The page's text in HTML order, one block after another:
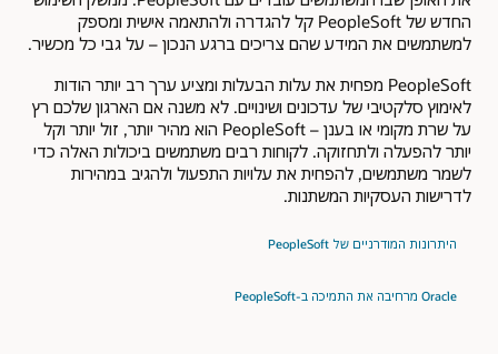
החדש של PeopleSoft קל להגדרה ולהתאמה אישית ומספק
למשתמשים את המידע שהם צריכים ברגע הנכון – על גבי כל מכשיר.
PeopleSoft מפחית את עלות הבעלות ומציע ערך רב יותר הודות
לאימוץ סלקטיבי של עדכונים ושינויים. לא משנה אם הארגון שלכם רץ
על שרת מקומי או בענן – PeopleSoft הוא מהיר יותר, זול יותר וקל
יותר להפעלה ולתחזוקה. לקוחות רבים משתמשים ביכולות האלה כדי
לשמר משתמשים, להפחית את עלויות התפעול ולהגיב במהירות
לדרישות העסקיות המשתנות.
היתרונות המודרניים של PeopleSoft
Oracle מרחיבה את התמיכה ב-PeopleSoft